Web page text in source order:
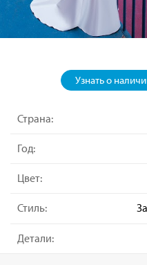
Узнать о
Страна:
Год:
Цвет:
Стиль:
Детали: